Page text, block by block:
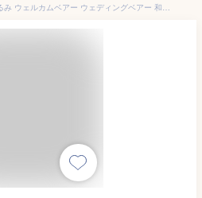
祝電 電報 結婚祝い ぬいぐるみ ウェルカムベアー ウェディングベアー 和装 おしゃれ タキシード ウエルカムスペース 完成品 ブーケ プリザーブドフラワー ウエディングベア